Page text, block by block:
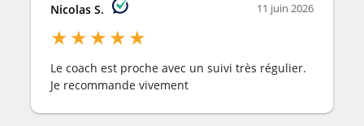
Nicolas S. 11 juin 2026
★★★★★
Le coach est proche avec un suivi très régulier.
Je recommande vivement